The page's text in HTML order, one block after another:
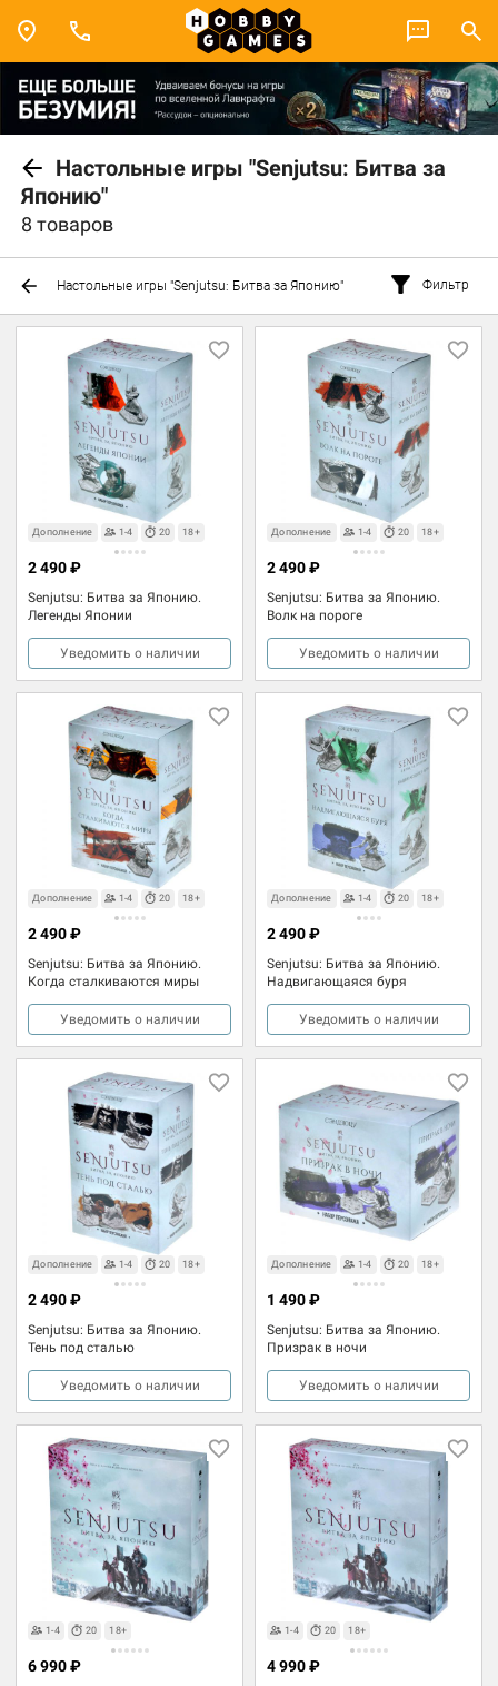
Настольные игры "Senjutsu: Битва за
Японию"
8 товаров
Настольные игры "Senjutsu: Битва за Японию" Фильтр
Дополнение 1-4 20 18+
Senjutsu: Битва за Японию.
Легенды Японии
2 490 ₽
Уведомить о наличии
Дополнение 1-4 20 18+
Senjutsu: Битва за Японию.
Волк на пороге
2 490 ₽
Уведомить о наличии
Дополнение 1-4 20 18+
Senjutsu: Битва за Японию.
Когда сталкиваются миры
2 490 ₽
Уведомить о наличии
Дополнение 1-4 20 18+
Senjutsu: Битва за Японию.
Надвигающаяся буря
2 490 ₽
Уведомить о наличии
Дополнение 1-4 20 18+
Senjutsu: Битва за Японию.
Тень под сталью
2 490 ₽
Уведомить о наличии
Дополнение 1-4 20 18+
Senjutsu: Битва за Японию.
Призрак в ночи
1 490 ₽
Уведомить о наличии
1-4 20 18+
6 990 ₽
1-4 20 18+
4 990 ₽